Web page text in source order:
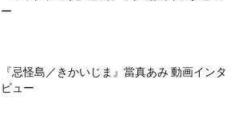
ー
『忌怪島／きかいじま』當真あみ 動画インタ
ビュー